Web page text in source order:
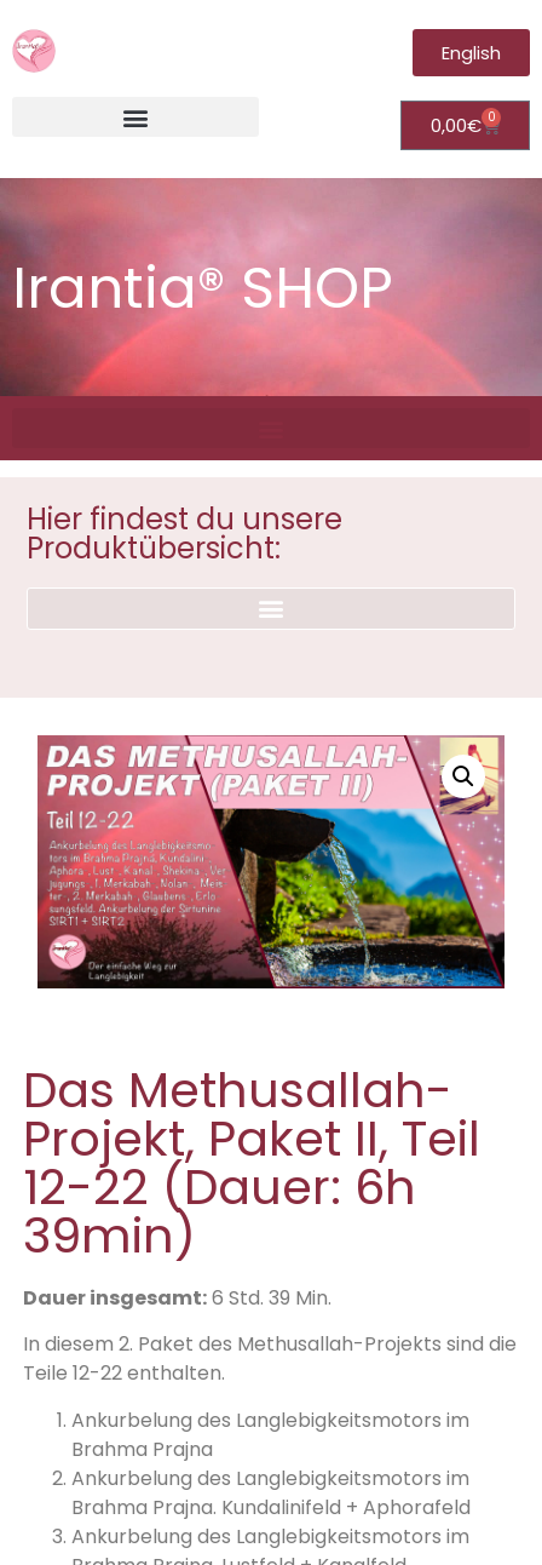
English
0,00€ 0
Irantia® SHOP
Hier findest du unsere
Produktübersicht:
Das Methusallah-
Projekt, Paket II, Teil
12-22 (Dauer: 6h
39min)
Dauer insgesamt:6 Std. 39 Min.
In diesem 2. Paket des Methusallah-Projekts sind die
Teile 12-22 enthalten.
Ankurbelung des Langlebigkeitsmotors im
Brahma Prajna
Ankurbelung des Langlebigkeitsmotors im
Brahma Prajna. Kundalinifeld + Aphorafeld
Ankurbelung des Langlebigkeitsmotors im